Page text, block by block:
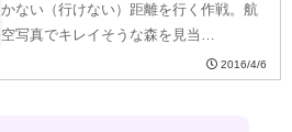
かない（行けない）距離を行く作戦。航
空写真でキレイそうな森を見当…
2016/4/6